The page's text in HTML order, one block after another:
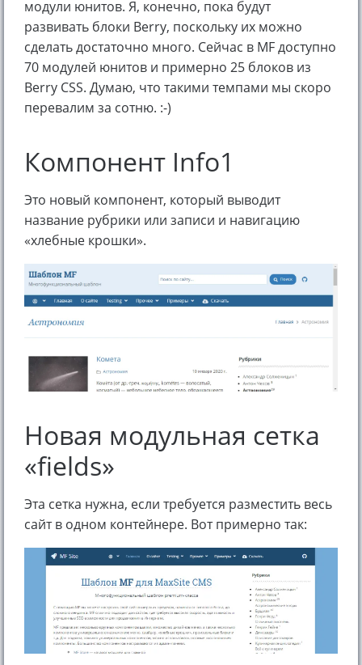
модули юнитов. Я, конечно, пока будут
развивать блоки Berry, поскольку их можно
сделать достаточно много. Сейчас в MF доступно
70 модулей юнитов и примерно 25 блоков из
Berry CSS. Думаю, что такими темпами мы скоро
перевалим за сотню. :-)
Компонент Info1
Это новый компонент, который выводит
название рубрики или записи и навигацию
«хлебные крошки».
Новая модульная сетка
«fields»
Эта сетка нужна, если требуется разместить весь
сайт в одном контейнере. Вот примерно так: